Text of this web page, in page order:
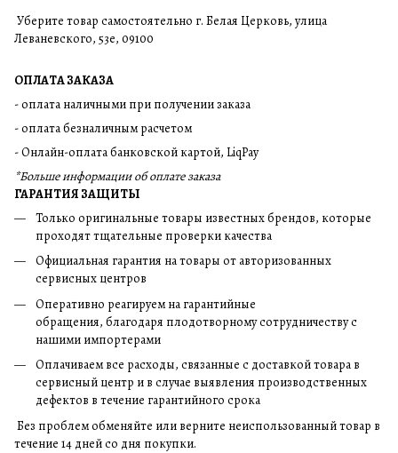
Уберите товар самостоятельно г. Белая Церковь, улица
Леваневского, 53е, 09100
ОПЛАТА ЗАКАЗА
- оплата наличными при получении заказа
- оплата безналичным расчетом
- Онлайн-оплата банковской картой, LiqPay
*Больше информации об оплате заказа
ГАРАНТИЯ ЗАЩИТЫ
Только оригинальные товары известных брендов, которые
проходят тщательные проверки качества
Официальная гарантия на товары от авторизованных
сервисных центров
Оперативно реагируем на гарантийные
обращения, благодаря плодотворному сотрудничеству с
нашими импортерами
Оплачиваем все расходы, связанные с доставкой товара в
сервисный центр и в случае выявления производственных
дефектов в течение гарантийного срока
Без проблем обменяйте или верните неиспользованный товар в
течение 14 дней со дня покупки.